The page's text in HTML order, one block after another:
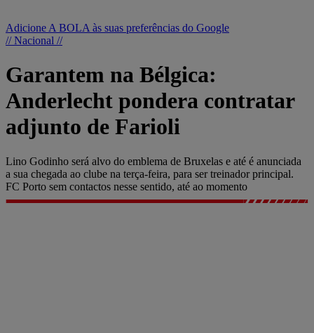
Adicione A BOLA às suas preferências do Google
// Nacional //
Garantem na Bélgica:
Anderlecht pondera contratar
adjunto de Farioli
Lino Godinho será alvo do emblema de Bruxelas e até é anunciada
a sua chegada ao clube na terça-feira, para ser treinador principal.
FC Porto sem contactos nesse sentido, até ao momento